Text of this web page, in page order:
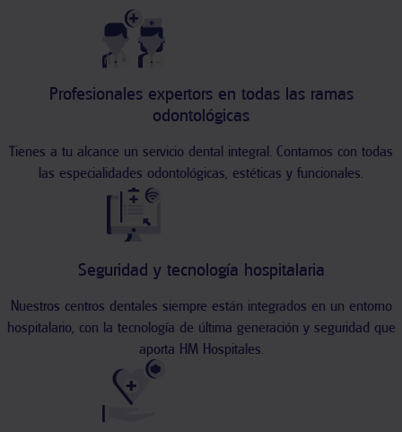
Profesionales expertors en todas las ramas
odontológicas
Tienes a tu alcance un servicio dental integral. Contamos con todas
las especialidades odontológicas, estéticas y funcionales.
Seguridad y tecnología hospitalaria
Nuestros centros dentales siempre están integrados en un entorno
hospitalario, con la tecnología de última generación y seguridad que
aporta HM Hospitales.